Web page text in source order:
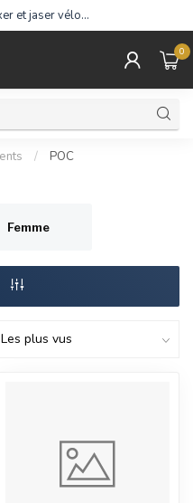
et jaser vélo…
0
/ POC
Femme